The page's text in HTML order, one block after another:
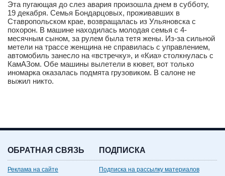
Эта пугающая до слез авария произошла днем в субботу,
19 декабря. Семья Бондарцовых, проживавших в
Ставропольском крае, возвращалась из Ульяновска с
похорон. В машине находилась молодая семья с 4-
месячным сыном, за рулем была тетя жены. Из-за сильной
метели на трассе женщина не справилась с управлением,
автомобиль занесло на «встречку», и «Киа» столкнулась с
КамАЗом. Обе машины вылетели в кювет, вот только
иномарка оказалась подмята грузовиком. В салоне не
выжил никто.
ОБРАТНАЯ СВЯЗЬ
Реклама на сайте
ПОДПИСКА
Подписка на рассылку материалов